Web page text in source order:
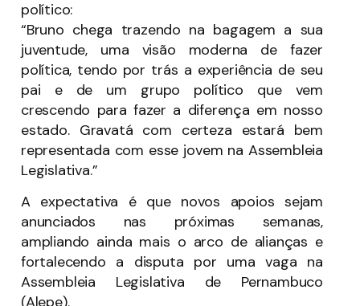
político:
“Bruno chega trazendo na bagagem a sua
juventude, uma visão moderna de fazer
política, tendo por trás a experiência de seu
pai e de um grupo político que vem
crescendo para fazer a diferença em nosso
estado. Gravatá com certeza estará bem
representada com esse jovem na Assembleia
Legislativa.”
A expectativa é que novos apoios sejam
anunciados nas próximas semanas,
ampliando ainda mais o arco de alianças e
fortalecendo a disputa por uma vaga na
Assembleia Legislativa de Pernambuco